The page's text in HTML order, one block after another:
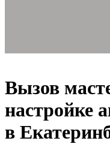
Вызов
настройке
в